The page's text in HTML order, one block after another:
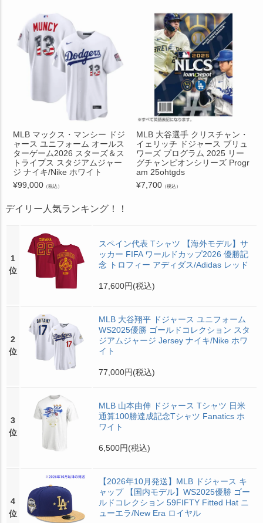
MLB マックス・マンシー ドジ
ャース ユニフォーム オールス
ターゲーム2026 スターズ＆ス
トライプス スタジアムジャー
ジ ナイキ/Nike ホワイト
¥99,000 （税込）
MLB 大谷選手 クリスチャン・
イェリッチ ドジャース ブリュ
ワーズ プログラム 2025 リー
グチャンピオンシリーズ Progr
am 25ohtgds
¥7,700 （税込）
デイリー人気ランキング！！
1
位
スペイン代表 Tシャツ 【海外モデル】サ
ッカー FIFA ワールドカップ2026 優勝記
念 トロフィー アディダス/Adidas レッド
17,600円(税込)
2
位
MLB 大谷翔平 ドジャース ユニフォーム
WS2025優勝 ゴールドコレクション スタ
ジアムジャージ Jersey ナイキ/Nike ホワ
イト
77,000円(税込)
3
位
MLB 山本由伸 ドジャース Tシャツ 日米
通算100勝達成記念Tシャツ Fanatics ホ
ワイト
6,500円(税込)
4
位
【2026年10月発送】MLB ドジャース キ
ャップ 【国内モデル】WS2025優勝 ゴー
ルドコレクション 59FIFTY Fitted Hat ニ
ューエラ/New Era ロイヤル